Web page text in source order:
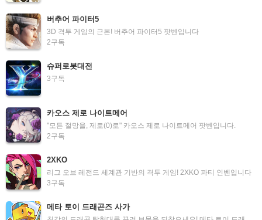
버추어 파이터5
3D 격투 게임의 근본! 버추어 파이터5 팟벤입니다
2구독
슈퍼로봇대전
3구독
카오스 제로 나이트메어
"모든 절망을, 제로(0)로" 카오스 제로 나이트메어 팟벤입니다.
2구독
2XKO
리그 오브 레전드 세계관 기반의 격투 게임! 2XKO 파티 인벤입니다
3구독
메타 토이 드래곤즈 사가